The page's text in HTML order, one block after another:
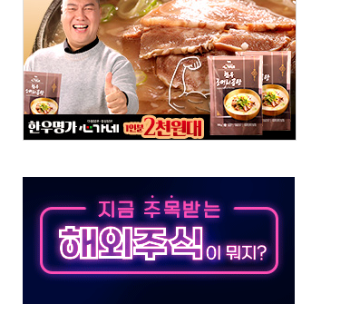
별재난지역 선포
대 세입자…경찰, 현행범 체포
조 개편"
…폭염기 신속 보상 강화
독점 라이선스 계약"
다 IND 신청
융교육·전역 지원 협약
배타적사용권 획득
관리종목 우려 지정예고 총 63개